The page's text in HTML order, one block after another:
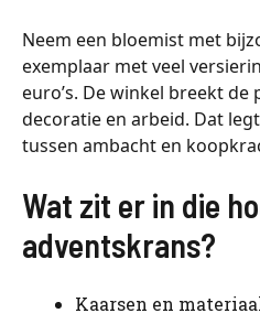
Neem een bloemist met
exemplaar met veel
euro’s. De winkel breekt
decoratie en arbeid. Dat
tussen ambacht en
Wat zit er in die
adventskrans?
Kaarsen en